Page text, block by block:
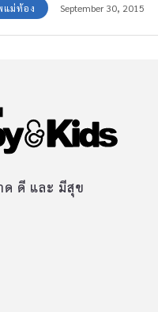
แม่หูทิพย์ตาทิพย์ก็แล้วกัน’” ฉั
อสมมุติ) อายุ 61 ปี มีลูกสามค
น ที่บ้านเหลือฉันสามีและอุสาลู
งจากพี่เกือบ20ปี ฉันมีอุสาตอน
นี้อุสาอายุได้ 19 ปี อาจจะเพรา
ายุมาก อุสาจึงไม่แข็งแรง ตอน
ม่ท้อง September 30, 2015
ด ดี และ มีสุข